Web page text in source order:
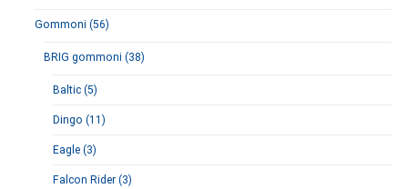
Gommoni (56)
BRIG gommoni (38)
Baltic (5)
Dingo (11)
Eagle (3)
Falcon Rider (3)